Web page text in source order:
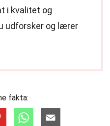
i kvalitet og
udforsker og lærer
fakta: